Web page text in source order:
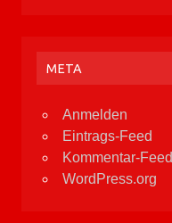
META
Anmelden
Eintrags-Feed
Kommentar-Feed
WordPress.org